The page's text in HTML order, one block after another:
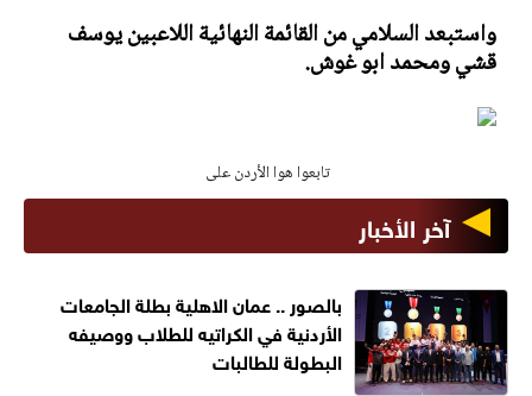
واستبعد السلامي من القائمة النهائية اللاعبين يوسف
قشي ومحمد ابو غوش.
تابعوا هوا الأردن على
آخر الأخبار
بالصور .. عمان الاهلية بطلة الجامعات
الأردنية في الكراتيه للطلاب ووصيفه
البطولة للطالبات